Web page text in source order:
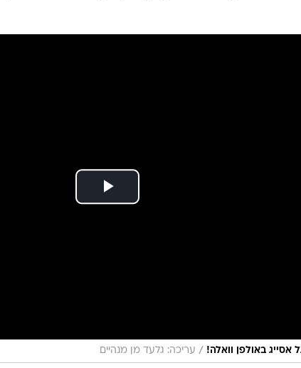
אסייג באולפן וואלה! / עריכה: גלעד מן מנהיים